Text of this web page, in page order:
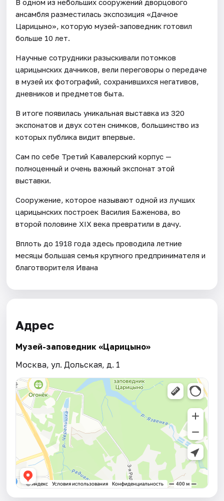
В одном из небольших сооружений дворцового
ансамбля разместилась экспозиция «Дачное
Царицыно», которую музей-заповедник готовил
больше 10 лет.
Научные сотрудники разыскивали потомков
царицынских дачников, вели переговоры о передаче
в музей их фотографий, сохранившихся негативов,
дневников и предметов быта.
В итоге появилась уникальная выставка из 320
экспонатов и двух сотен снимков, большинство из
которых публика видит впервые.
Сам по себе Третий Кавалерский корпус —
полноценный и очень важный экспонат этой
выставки.
Сооружение, которое называют одной из лучших
царицынских построек Василия Баженова, во
второй половине XIX века превратили в дачу.
Вплоть до 1918 года здесь проводила летние
месяцы большая семья крупного предпринимателя и
благотворителя Ивана
Адрес
Музей-заповедник «Царицыно»
Москва, ул. Дольская, д. 1